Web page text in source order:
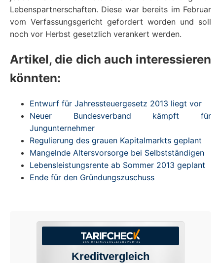
Lebenspartnerschaften. Diese war bereits im Februar
vom Verfassungsgericht gefordert worden und soll
noch vor Herbst gesetzlich verankert werden.
Artikel, die dich auch interessieren
könnten:
Entwurf für Jahressteuergesetz 2013 liegt vor
Neuer Bundesverband kämpft für
Jungunternehmer
Regulierung des grauen Kapitalmarkts geplant
Mangelnde Altersvorsorge bei Selbstständigen
Lebensleistungsrente ab Sommer 2013 geplant
Ende für den Gründungszuschuss
Kreditvergleich